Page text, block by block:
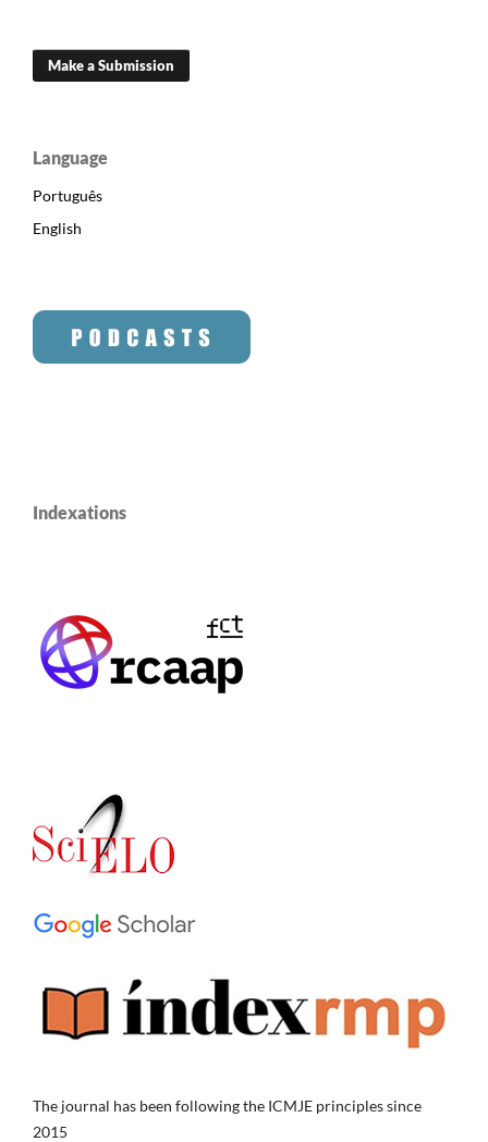
Make a Submission
Language
Português
English
Indexations
The journal has been following the ICMJE principles since
2015